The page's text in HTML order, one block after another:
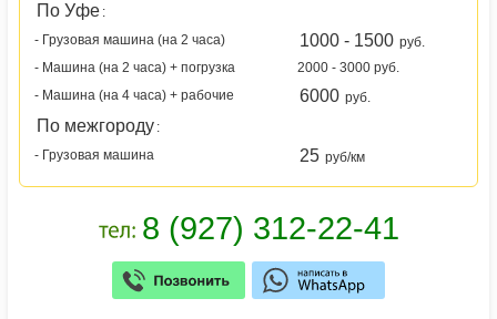
По Уфе :
- Грузовая машина (на 2 часа)
1000 - 1500 руб.
- Машина (на 2 часа) + погрузка
2000 - 3000 руб.
- Машина (на 4 часа) + рабочие
6000 руб.
По межгороду :
- Грузовая машина
25 руб/км